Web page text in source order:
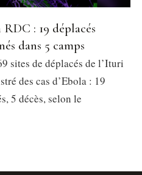
: 19 déplacés
dans 5 camps
sites de déplacés de l’Ituri
des cas d’Ebola : 19
5 décès, selon le